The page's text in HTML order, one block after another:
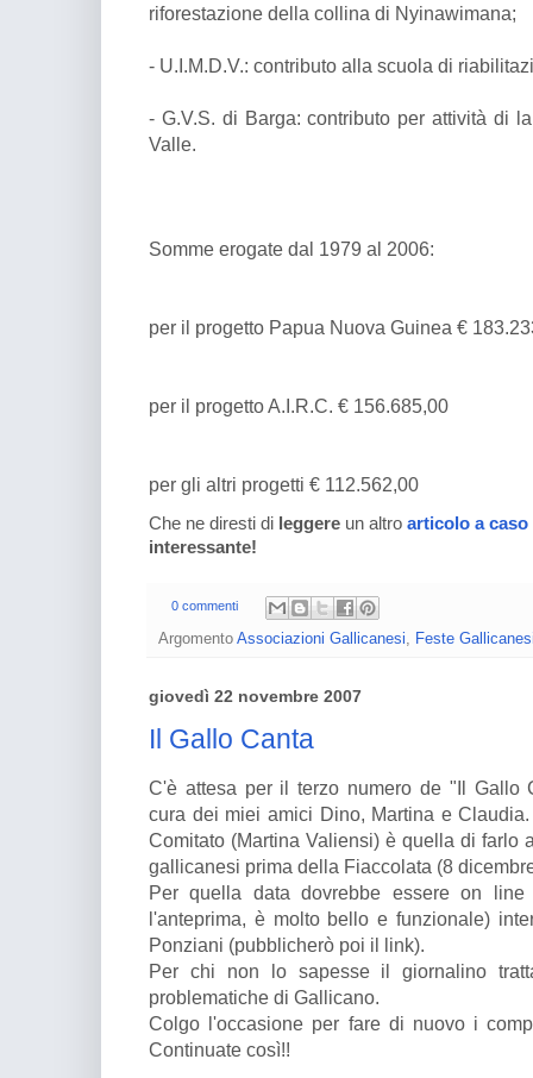
riforestazione della collina di Nyinawimana;
- U.I.M.D.V.: contributo alla scuola di
- G.V.S. di Barga: contributo per attività di
Valle.
Somme erogate dal 1979 al 2006:
per il progetto Papua Nuova Guinea €
per il progetto A.I.R.C. € 156.685,00
per gli altri progetti € 112.562,00
Che ne diresti di leggere un altro articolo a caso
interessante!
0 commenti
Argomento Associazioni Gallicanesi Feste
giovedì 22 novembre 2007
Il Gallo Canta
C'è attesa per il terzo numero de "Il Gallo
cura dei miei amici Dino, Martina e
Comitato (Martina Valiensi) è quella di farlo
gallicanesi prima della Fiaccolata (8
Per quella data dovrebbe essere on
l'anteprima, è molto bello e funzionale)
Ponziani (pubblicherò poi il link).
Per chi non lo sapesse il giornalino
problematiche di Gallicano.
Colgo l'occasione per fare di nuovo i
Continuate così!!